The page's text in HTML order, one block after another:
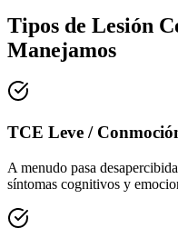
Tipos de Lesión
Manejamos
TCE Leve /
A menudo pasa
síntomas cognitivos y